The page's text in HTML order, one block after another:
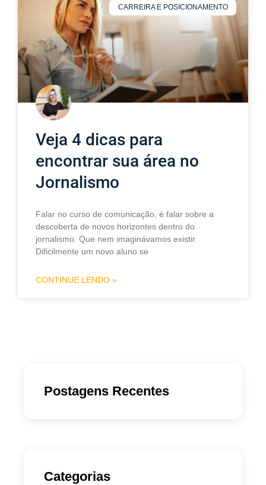
CARREIRA E POSICIONAMENTO
Veja 4 dicas para
encontrar sua área no
Jornalismo
Falar no curso de comunicação, é falar sobre a
descoberta de novos horizontes dentro do
jornalismo. Que nem imaginávamos existir.
Dificilmente um novo aluno se
CONTINUE LENDO »
Postagens Recentes
Categorias